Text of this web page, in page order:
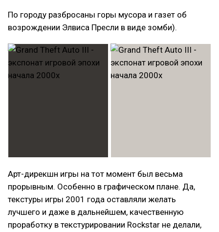
По городу разбросаны горы мусора и газет об
возрождении Элвиса Пресли в виде зомби).
Арт-дирекшн игры на тот момент был весьма
прорывным. Особенно в графическом плане. Да,
текстуры игры 2001 года оставляли желать
лучшего и даже в дальнейшем, качественную
проработку в текстурировании Rockstar не делали,